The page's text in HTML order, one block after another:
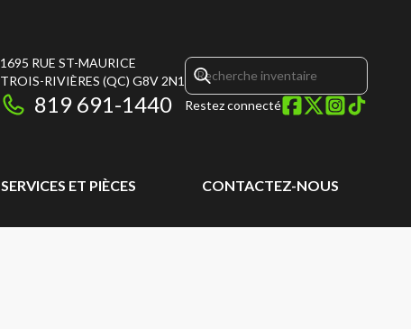
1695 RUE ST-MAURICE
TROIS-RIVIÈRES (QC) G8V 2N1
819 691-1440 Restez connecté
SERVICES ET PIÈCES CONTACTEZ-NOUS